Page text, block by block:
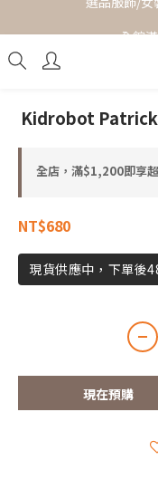
全館
Kidrobot Patrick
全店，滿$1,200即享超
NT$680
現貨供應中，下單後
現在預購